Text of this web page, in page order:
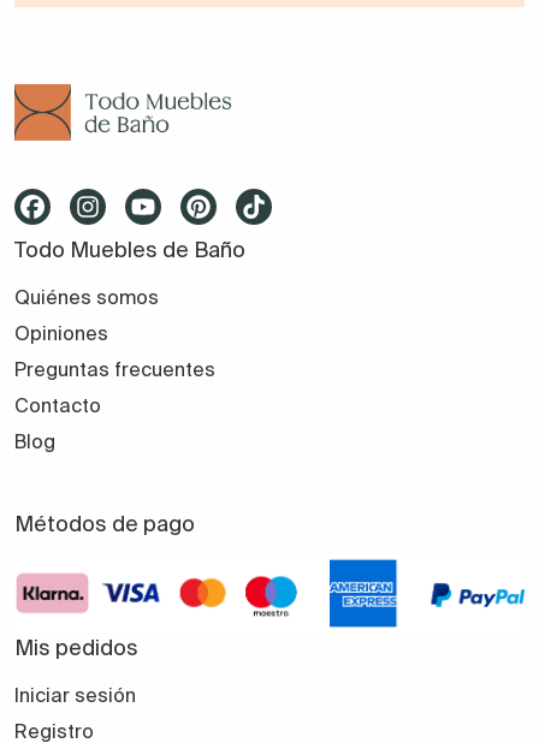
Todo Muebles de Baño
Quiénes somos
Opiniones
Preguntas frecuentes
Contacto
Blog
Métodos de pago
Mis pedidos
Iniciar sesión
Registro